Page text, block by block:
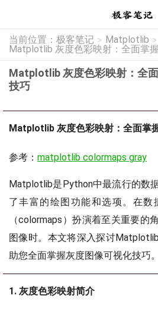
当前位置： 极客笔记 > Matplotlib >
Matplotlib 灰度色彩映射：全面掌
Matplotlib 灰度色彩映射：全
技巧
Matplotlib 灰度色彩映射：全面掌
参考： matplotlib colormaps gray
Matplotlib是Python中最流行的数
了丰富的绘图功能和选项。在数
（colormaps）扮演着至关重要的
图像时。本文将深入探讨
助您全面掌握灰度图像可视化技巧。
1. 灰度色彩映射简介